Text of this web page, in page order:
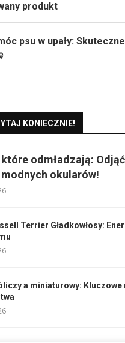
produkt
psu w upały:
KONIECZNIE!
odmładzają:
okularów!
Terrier Gładkowłosy:
a miniaturowy: Kluczowe